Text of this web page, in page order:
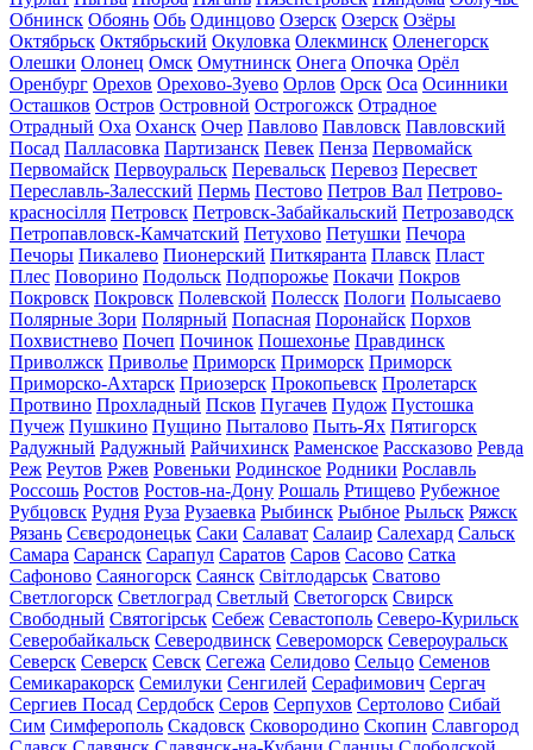
Обнинск Обоянь Обь Одинцово Озерск Озерск Озёры
Октябрьск Октябрьский Окуловка Олекминск Оленегорск
Олешки Олонец Омск Омутнинск Онега Опочка Орёл
Оренбург Орехов Орехово-Зуево Орлов Орск Оса Осинники
Осташков Остров Островной Острогожск Отрадное
Отрадный Оха Оханск Очер Павлово Павловск Павловский
Посад Палласовка Партизанск Певек Пенза Первомайск
Первомайск Первоуральск Перевальск Перевоз Пересвет
Переславль-Залесский Пермь Пестово Петров Вал Петрово-
красносілля Петровск Петровск-Забайкальский Петрозаводск
Петропавловск-Камчатский Петухово Петушки Печора
Печоры Пикалево Пионерский Питкяранта Плавск Пласт
Плес Поворино Подольск Подпорожье Покачи Покров
Покровск Покровск Полевской Полесск Пологи Полысаево
Полярные Зори Полярный Попасная Поронайск Порхов
Похвистнево Почеп Починок Пошехонье Правдинск
Приволжск Приволье Приморск Приморск Приморск
Приморско-Ахтарск Приозерск Прокопьевск Пролетарск
Протвино Прохладный Псков Пугачев Пудож Пустошка
Пучеж Пушкино Пущино Пыталово Пыть-Ях Пятигорск
Радужный Радужный Райчихинск Раменское Рассказово Ревда
Реж Реутов Ржев Ровеньки Родинское Родники Рославль
Россошь Ростов Ростов-на-Дону Рошаль Ртищево Рубежное
Рубцовск Рудня Руза Рузаевка Рыбинск Рыбное Рыльск Ряжск
Рязань Сєвєродонецьк Саки Салават Салаир Салехард Сальск
Самара Саранск Сарапул Саратов Саров Сасово Сатка
Сафоново Саяногорск Саянск Світлодарськ Сватово
Светлогорск Светлоград Светлый Светогорск Свирск
Свободный Святогірськ Себеж Севастополь Северо-Курильск
Северобайкальск Северодвинск Североморск Североуральск
Северск Северск Севск Сегежа Селидово Сельцо Семенов
Семикаракорск Семилуки Сенгилей Серафимович Сергач
Сергиев Посад Сердобск Серов Серпухов Сертолово Сибай
Сим Симферополь Скадовск Сковородино Скопин Славгород